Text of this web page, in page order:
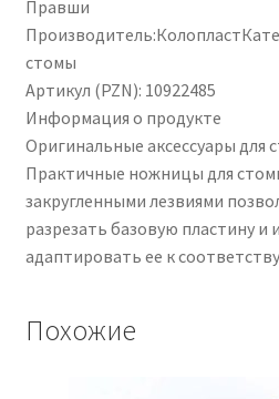
Правши
стомы
Артикул (PZN): 10922485
Информация о продукте
Оригинальные аксессуары для
Практичные ножницы для
закругленными лезвиями
разрезать базовую пластину и
адаптировать ее к
Похожие